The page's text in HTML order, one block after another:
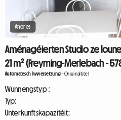
Aneres
Aménagéierten Studio ze
21 m² (Freyming-Merlebach -
Automatesch Iwwersetzung -Originaltitel
Wunnengstyp :
Typ:
Unterkunftskapazitéit: